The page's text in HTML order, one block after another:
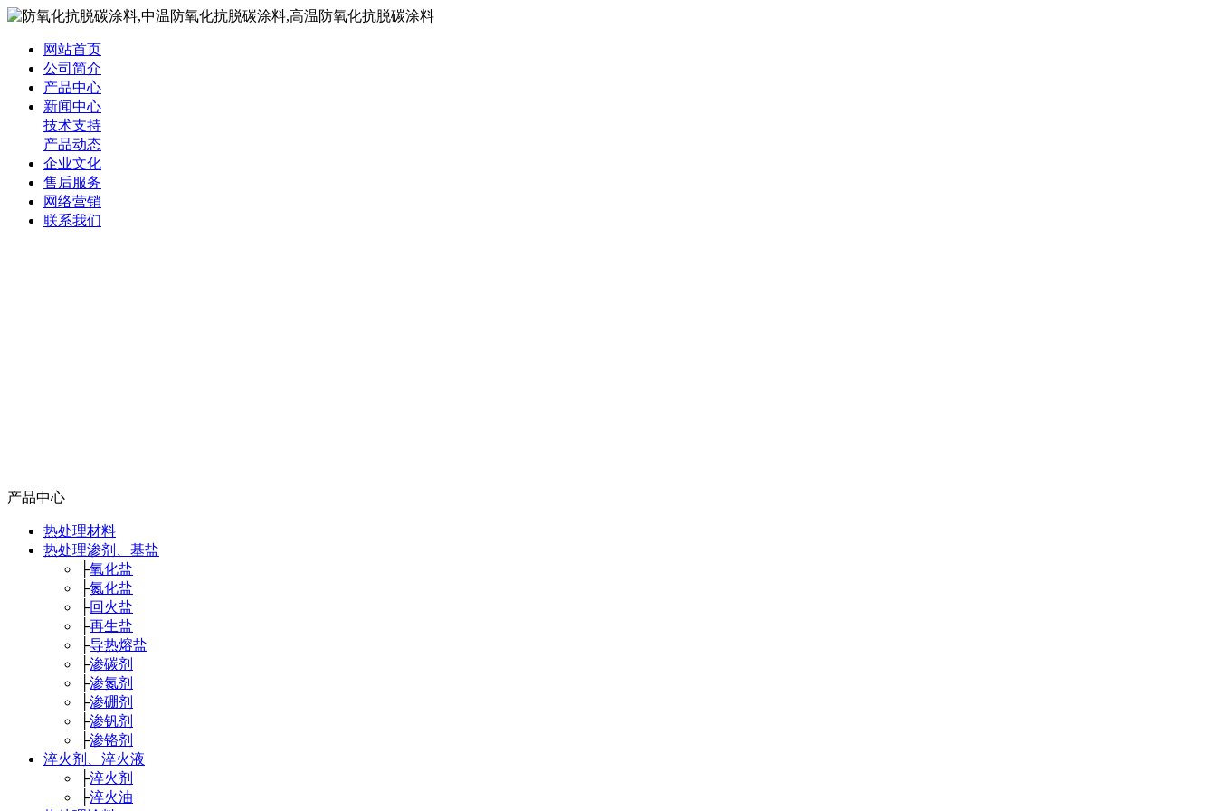
网站首页
公司简介
产品中心
新闻中心
技术支持
产品动态
企业文化
售后服务
网络营销
联系我们
产品中心
热处理材料
热处理渗剂、基盐
├氧化盐
├氮化盐
├回火盐
├再生盐
├导热熔盐
├渗碳剂
├渗氮剂
├渗硼剂
├渗钒剂
├渗铬剂
淬火剂、淬火液
├淬火剂
├淬火油